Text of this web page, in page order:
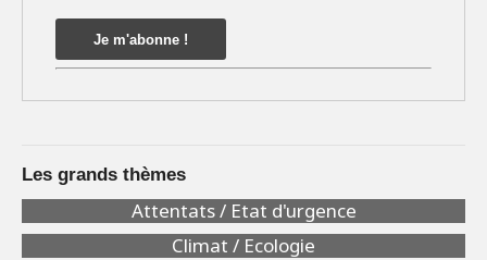
Les grands thèmes
Attentats / Etat d'urgence
Climat / Ecologie